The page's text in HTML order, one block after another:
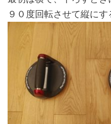
９０度回転させて縦にす